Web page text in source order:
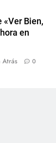
«Ver Bien,
en
Atrás 0